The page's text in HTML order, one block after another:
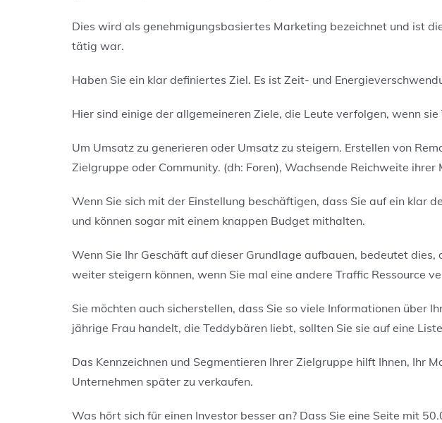
Dies wird als genehmigungsbasiertes Marketing bezeichnet und ist
tätig war.
Haben Sie ein klar definiertes Ziel. Es ist Zeit- und
Hier sind einige der allgemeineren Ziele, die Leute verfolgen, wenn
Um Umsatz zu generieren oder Umsatz zu steigern. Erstellen von
Zielgruppe oder Community. (dh: Foren), Wachsende Reichweite ihrer
Wenn Sie sich mit der Einstellung beschäftigen, dass Sie auf ein klar
und können sogar mit einem knappen Budget mithalten.
Wenn Sie Ihr Geschäft auf dieser Grundlage aufbauen, bedeutet
weiter steigern können, wenn Sie mal eine andere Traffic Ressource
Sie möchten auch sicherstellen, dass Sie so viele Informationen über
jährige Frau handelt, die Teddybären liebt, sollten Sie sie auf eine
Das Kennzeichnen und Segmentieren Ihrer Zielgruppe hilft Ihnen, Ihr
Unternehmen später zu verkaufen.
Was hört sich für einen Investor besser an? Dass Sie eine Seite mit